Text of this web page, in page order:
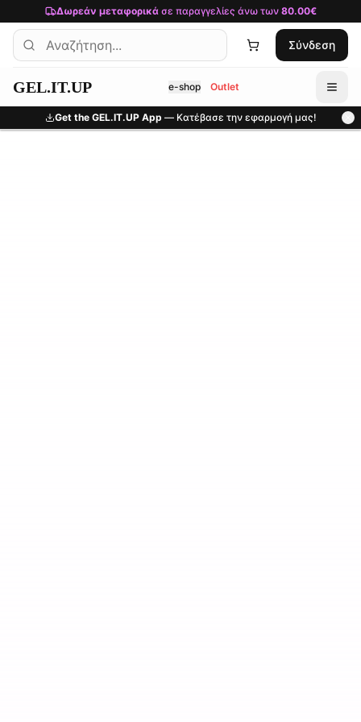
Μετάβαση στο κύριο περιεχόμενο
Δωρεάν μεταφορικάσε παραγγελίες άνω των 80.00€
Σύνδεση
GEL.IT.UP e-shop Outlet
Get the GEL.IT.UP App — Κατέβασε την εφαρμογή μας!